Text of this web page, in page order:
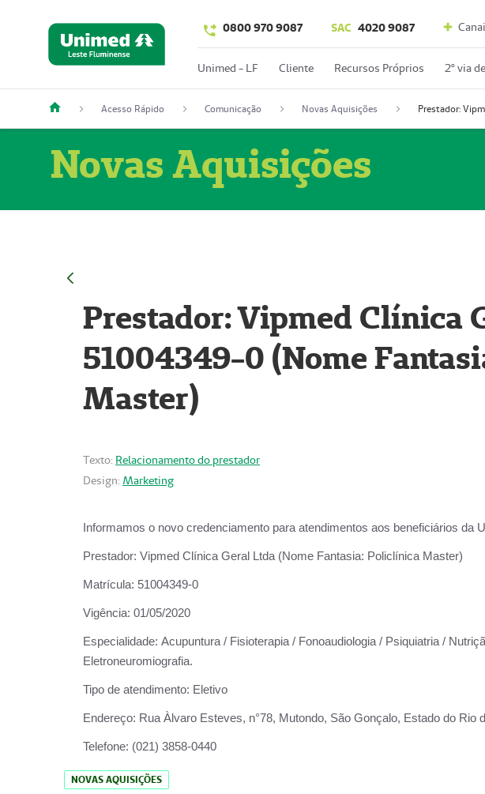
0800 970 9087 SAC 4020 9087
Unimed - LF Cliente Recursos Próprios 2º via
Acesso Rápido Comunicação Novas Aquisições
Novas Aquisições
Prestador: Vipmed Clínica
51004349-0 (Nome
Master)
Texto: Relacionamento do prestador
Design: Marketing
Informamos o novo credenciamento para atendimentos aos beneficiários da
Prestador: Vipmed Clínica Geral Ltda (Nome Fantasia: Policlínica Master)
Matrícula: 51004349-0
Vigência: 01/05/2020
Especialidade: Acupuntura / Fisioterapia / Fonoaudiologia / Psiquiatria /
Eletroneuromiografia.
Tipo de atendimento: Eletivo
Endereço: Rua Àlvaro Esteves, n°78, Mutondo, São Gonçalo, Estado do Rio
Telefone: (021) 3858-0440
NOVAS AQUISIÇÕES